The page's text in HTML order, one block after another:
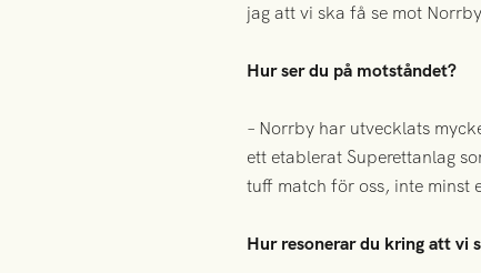
jag att vi ska få se mot
Hur ser du på motståndet?
– Norrby har utvecklats
ett etablerat Superettanlag
tuff match för oss, inte minst
Hur resonerar du kring att vi